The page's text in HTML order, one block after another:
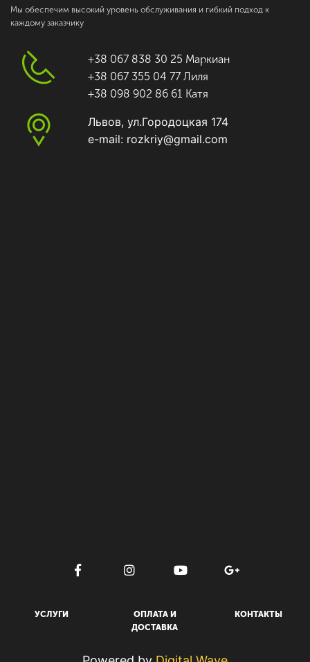
Мы обеспечим высокий уровень обслуживания и гибкий подход к
каждому заказчику
+38 067 838 30 25 Маркиан
+38 067 355 04 77 Лиля
+38 098 902 86 61 Катя
Львов, ул.Городоцкая 174
e-mail: rozkriy@gmail.com
УСЛУГИ
ОПЛАТА И
ДОСТАВКА
КОНТАКТЫ